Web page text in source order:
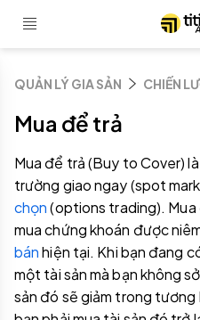
QUẢN LÝ GIA SẢN CHIẾN
Mua để trả
Mua để trả (Buy to Cover)
trường giao ngay (spot
chọn(options trading).
mua chứng khoán được
bánhiện tại. Khi bạn đang
một tài sản mà bạn không
sản đó sẽ giảm trong tương